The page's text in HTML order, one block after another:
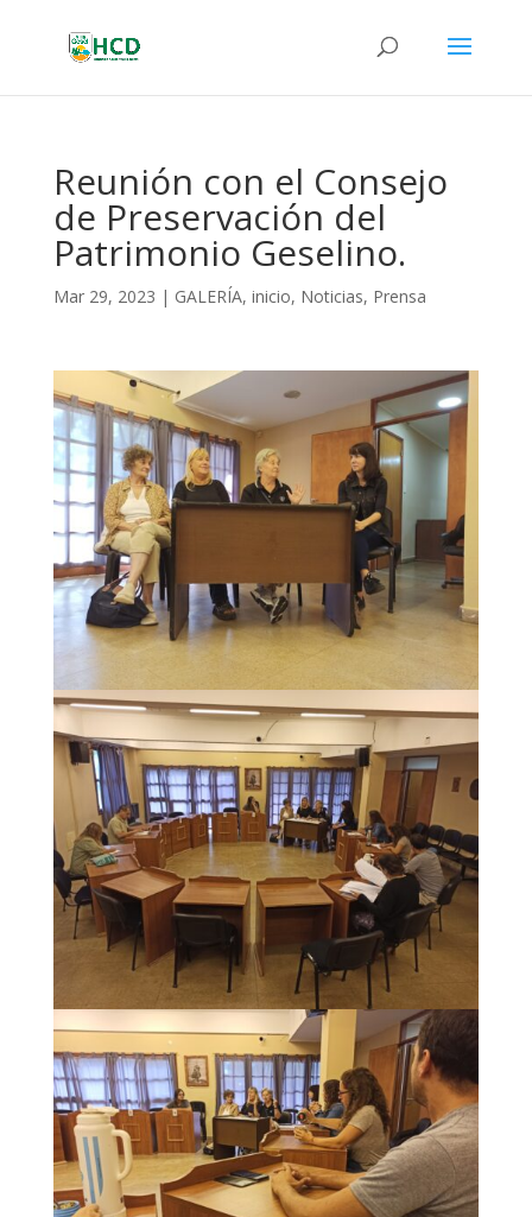
Reunión con el Consejo
de Preservación del
Patrimonio Geselino.
Mar 29, 2023 | GALERÍA, inicio, Noticias, Prensa